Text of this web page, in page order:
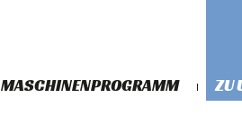
MASCHINENPROGRAMM ZU